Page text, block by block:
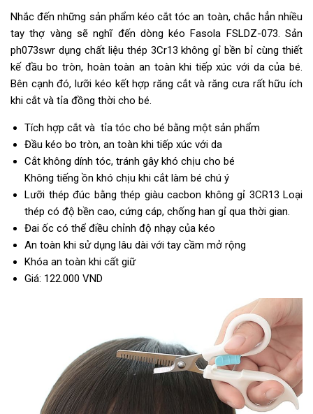
Nhắc đến những sản phẩm kéo cắt tóc an toàn, chắc hẳn nhiều
tay thợ vàng sẽ nghĩ đến dòng kéo Fasola FSLDZ-073. Sản
ph073swr dụng chất liệu thép 3Cr13 không gỉ bền bỉ cùng thiết
kế đầu bo tròn, hoàn toàn an toàn khi tiếp xúc với da của bé.
Bên cạnh đó, lưỡi kéo kết hợp răng cắt và răng cưa rất hữu ích
khi cắt và tỉa đồng thời cho bé.
Tích hợp cắt và tỉa tóc cho bé bằng một sản phẩm
Đầu kéo bo tròn, an toàn khi tiếp xúc với da
Cắt không dính tóc, tránh gây khó chịu cho bé
Không tiếng ồn khó chịu khi cắt làm bé chú ý
Lưỡi thép đúc bằng thép giàu cacbon không gỉ 3CR13 Loại
thép có độ bền cao, cứng cáp, chống han gỉ qua thời gian.
Đai ốc có thể điều chỉnh độ nhạy của kéo
An toàn khi sử dụng lâu dài với tay cầm mở rộng
Khóa an toàn khi cất giữ
Giá: 122.000 VND